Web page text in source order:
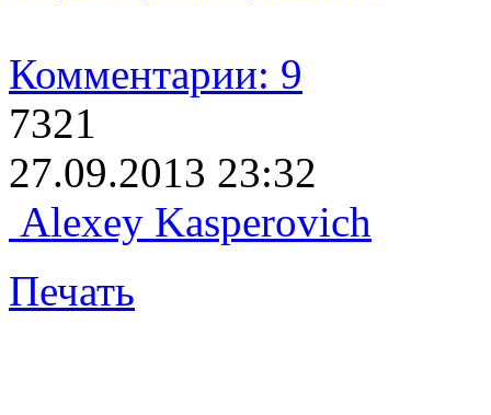
Комментарии: 9
7321
27.09.2013 23:32
Alexey Kasperovich
Печать